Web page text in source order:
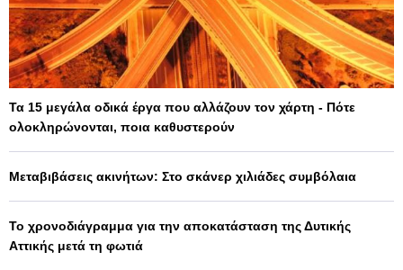
Τα 15 μεγάλα οδικά έργα που αλλάζουν τον χάρτη - Πότε
ολοκληρώνονται, ποια καθυστερούν
Μεταβιβάσεις ακινήτων: Στο σκάνερ χιλιάδες συμβόλαια
Το χρονοδιάγραμμα για την αποκατάσταση της Δυτικής
Αττικής μετά τη φωτιά